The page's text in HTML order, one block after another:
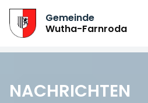
Gemeinde
Wutha-Farnroda
NACHRICHTEN